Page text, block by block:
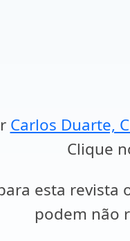
Carlos Duarte,
Clique
esta
podem não